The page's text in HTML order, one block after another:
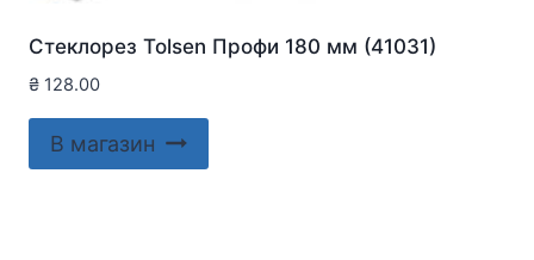
Стеклорез Tolsen Профи 180 мм (41031)
₴ 128.00
В магазин